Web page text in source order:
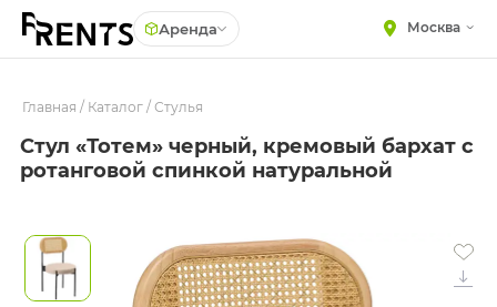
Аренда Москва
МЕБЕЛЬ
ПОСУДА
ДЕКОР
ПОДСТАВКИ И ВАЗЫ
ДЛЯ ФЛОРИСТИКИ
Стулья
Диваны
Пуфы
Скамейки
Главная / Каталог / Стулья
Стул «Тотем» черный, кремовый бархат с
ротанговой спинкой натуральной